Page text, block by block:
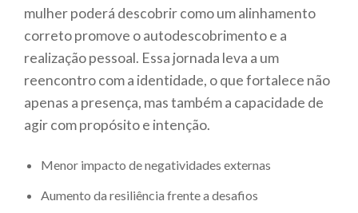
mulher poderá descobrir como um alinhamento
correto promove o autodescobrimento e a
realização pessoal. Essa jornada leva a um
reencontro com a identidade, o que fortalece não
apenas a presença, mas também a capacidade de
agir com propósito e intenção.
Menor impacto de negatividades externas
Aumento da resiliência frente a desafios